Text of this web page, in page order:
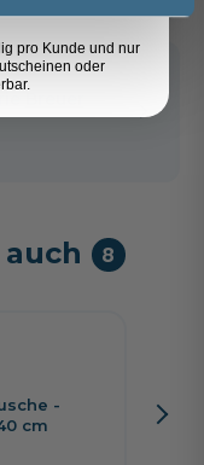
8
-
cm
pro Kunde und nur
oder